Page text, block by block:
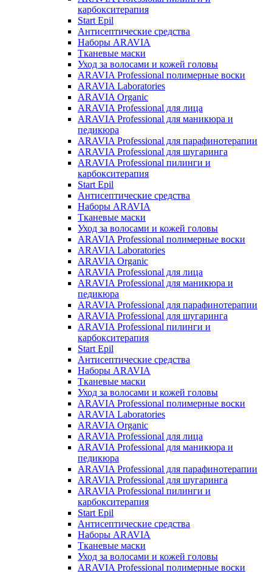
карбокситерапия
Start Epil
Антисептические средства
Наборы ARAVIA
Тканевые маски
Уход за волосами и кожей головы
ARAVIA Professional полимерные воски
ARAVIA Laboratories
ARAVIA Organic
ARAVIA Professional для лица
ARAVIA Professional для маникюра и
педикюра
ARAVIA Professional для парафинотерапии
ARAVIA Professional для шугаринга
ARAVIA Professional пилинги и
карбокситерапия
Start Epil
Антисептические средства
Наборы ARAVIA
Тканевые маски
Уход за волосами и кожей головы
ARAVIA Professional полимерные воски
ARAVIA Laboratories
ARAVIA Organic
ARAVIA Professional для лица
ARAVIA Professional для маникюра и
педикюра
ARAVIA Professional для парафинотерапии
ARAVIA Professional для шугаринга
ARAVIA Professional пилинги и
карбокситерапия
Start Epil
Антисептические средства
Наборы ARAVIA
Тканевые маски
Уход за волосами и кожей головы
ARAVIA Professional полимерные воски
ARAVIA Laboratories
ARAVIA Organic
ARAVIA Professional для лица
ARAVIA Professional для маникюра и
педикюра
ARAVIA Professional для парафинотерапии
ARAVIA Professional для шугаринга
ARAVIA Professional пилинги и
карбокситерапия
Start Epil
Антисептические средства
Наборы ARAVIA
Тканевые маски
Уход за волосами и кожей головы
ARAVIA Professional полимерные воски